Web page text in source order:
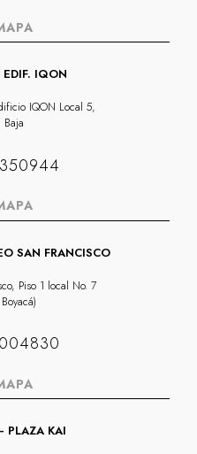
IQON
IQON Local 5,
Baja
SAN FRANCISCO
Piso 1 local No. 7
PLAZA KAI